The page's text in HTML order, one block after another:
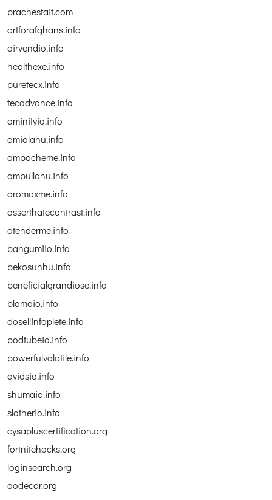
prachestait.com
artforafghans.info
airvendio.info
healthexe.info
puretecx.info
tecadvance.info
aminityio.info
amiolahu.info
ampacheme.info
ampullahu.info
aromaxme.info
asserthatecontrast.info
atenderme.info
bangumiio.info
bekosunhu.info
beneficialgrandiose.info
blomaio.info
dosellinfoplete.info
podtubeio.info
powerfulvolatile.info
qvidsio.info
shumaio.info
slotherio.info
cysapluscertification.org
fortnitehacks.org
loginsearch.org
aodecor.org